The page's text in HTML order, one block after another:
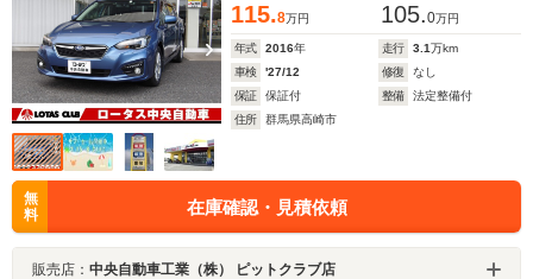
115.8万円 105.0万円
年式 2016年 走行 3.1万km
車検
'27/12 修復
なし
保証
保証付 整備
法定整備付
住所
群馬県高崎市
無
料
在庫確認・見積依頼
販売店： 中央自動車工業（株） ピットクラブ店